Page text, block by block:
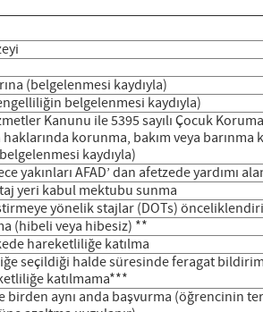
(belgelenmesi kaydıyla)
belgelenmesi kaydıyla)
Kanunu ile 5395 sayılı Çocuk Koruma
korunma, bakım veya barınma
kaydıyla)
yakınları AFAD’ dan afetzede yardımı
yeri kabul mektubu sunma
yönelik stajlar (DOTs)
(hibeli veya hibesiz) **
hareketliliğe katılma
seçildiği halde süresinde feragat
katılmama***
aynı anda başvurma (öğrencinin